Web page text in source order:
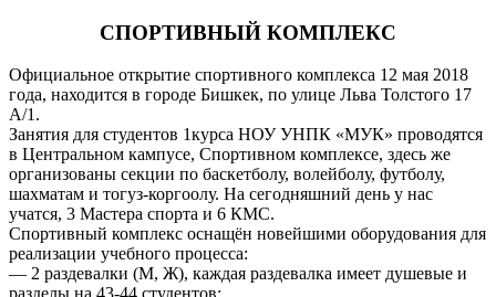
СПОРТИВНЫЙ КОМПЛЕКС
Официальное открытие спортивного комплекса 12 мая 2018
года, находится в городе Бишкек, по улице Льва Толстого 17
А/1.
Занятия для студентов 1курса НОУ УНПК «МУК» проводятся
в Центральном кампусе, Спортивном комплексе, здесь же
организованы секции по баскетболу, волейболу, футболу,
шахматам и тогуз-коргоолу. На сегодняшний день у нас
учатся, 3 Мастера спорта и 6 КМС.
Спортивный комплекс оснащён новейшими оборудования для
реализации учебного процесса:
— 2 раздевалки (М, Ж), каждая раздевалка имеет душевые и